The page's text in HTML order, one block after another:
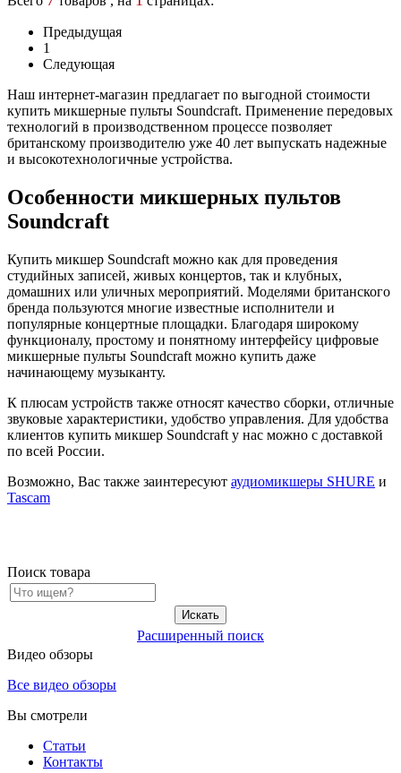
Предыдущая
1
Следующая
Наш интернет-магазин предлагает по выгодной стоимости
купить микшерные пульты Soundcraft. Применение передовых
технологий в производственном процессе позволяет
британскому производителю уже 40 лет выпускать надежные
и высокотехнологичные устройства.
Особенности микшерных пультов
Soundcraft
Купить микшер Soundcraft можно как для проведения
студийных записей, живых концертов, так и клубных,
домашних или уличных мероприятий. Моделями британского
бренда пользуются многие известные исполнители и
популярные концертные площадки. Благодаря широкому
функционалу, простому и понятному интерфейсу цифровые
микшерные пульты Soundcraft можно купить даже
начинающему музыканту.
К плюсам устройств также относят качество сборки, отличные
звуковые характеристики, удобство управления. Для удобства
клиентов купить микшер Soundcraft у нас можно с доставкой
по всей России.
Возможно, Вас также заинтересуют аудиомикшеры SHURE и
Tascam
Поиск товара
Расширенный поиск
Видео обзоры
Все видео обзоры
Вы смотрели
Статьи
Контакты